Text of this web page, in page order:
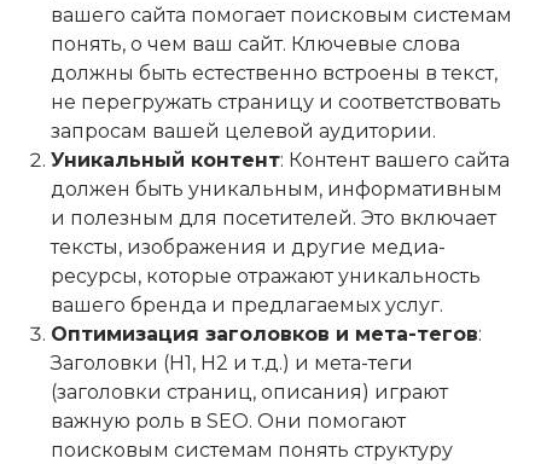
вашего сайта помогает поисковым системам
понять, о чем ваш сайт. Ключевые слова
должны быть естественно встроены в текст,
не перегружать страницу и соответствовать
запросам вашей целевой аудитории.
Уникальный контент: Контент вашего сайта
должен быть уникальным, информативным
и полезным для посетителей. Это включает
тексты, изображения и другие медиа-
ресурсы, которые отражают уникальность
вашего бренда и предлагаемых услуг.
Оптимизация заголовков и мета-тегов:
Заголовки (H1, H2 и т.д.) и мета-теги
(заголовки страниц, описания) играют
важную роль в SEO. Они помогают
поисковым системам понять структуру